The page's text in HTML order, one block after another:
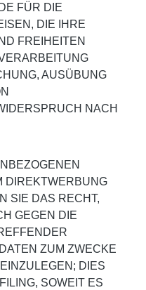
FÜR DIE
DIE IHRE
FREIHEITEN
AUSÜBUNG
NACH
DIREKTWERBUNG
SIE DAS RECHT,
GEGEN DIE
ZUM ZWECKE
DIES
SOWEIT ES